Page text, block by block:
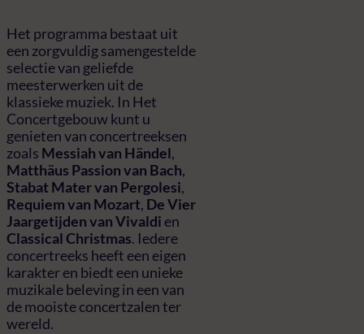
Het programma bestaat uit
een zorgvuldig samengestelde
selectie van geliefde
meesterwerken uit de
klassieke muziek. In Het
Concertgebouw kunt u
genieten van concertreeksen
zoals Messiah van Händel,
Matthäus Passion van Bach,
Stabat Mater van Pergolesi,
Requiem van Mozart, De Vier
Jaargetijden van Vivaldi en
Classical Christmas. Iedere
concertreeks heeft een eigen
karakter en biedt een unieke
muzikale beleving in een van
de mooiste concertzalen ter
wereld.